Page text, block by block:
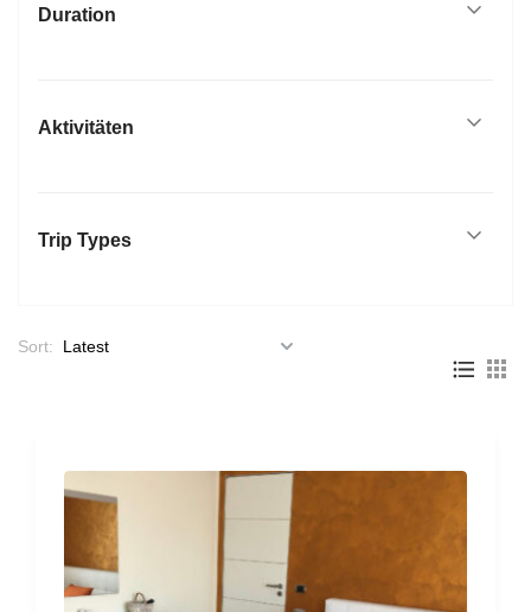
Duration
Aktivitäten
Trip Types
Sort: